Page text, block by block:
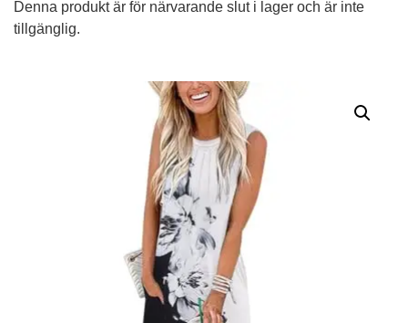
Denna produkt är för närvarande slut i lager och är inte
tillgänglig.